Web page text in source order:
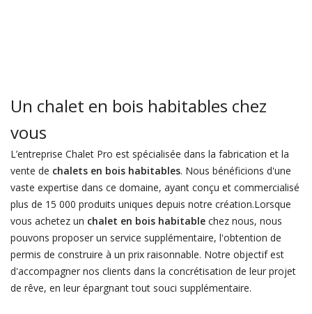
Un chalet en bois habitables chez
vous
L’entreprise Chalet Pro est spécialisée dans la fabrication et la
vente de chalets en bois habitables. Nous bénéficions d'une
vaste expertise dans ce domaine, ayant conçu et commercialisé
plus de 15 000 produits uniques depuis notre création.Lorsque
vous achetez un chalet en bois habitablechez nous, nous
pouvons proposer un service supplémentaire, l'obtention de
permis de construire à un prix raisonnable. Notre objectif est
d'accompagner nos clients dans la concrétisation de leur projet
de rêve, en leur épargnant tout souci supplémentaire.